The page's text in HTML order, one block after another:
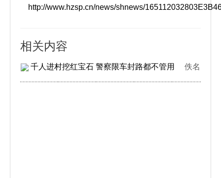
http://www.hzsp.cn/news/shnews/
相关内容
千人进村挖红宝石 警察限车封路都不管用 佚名